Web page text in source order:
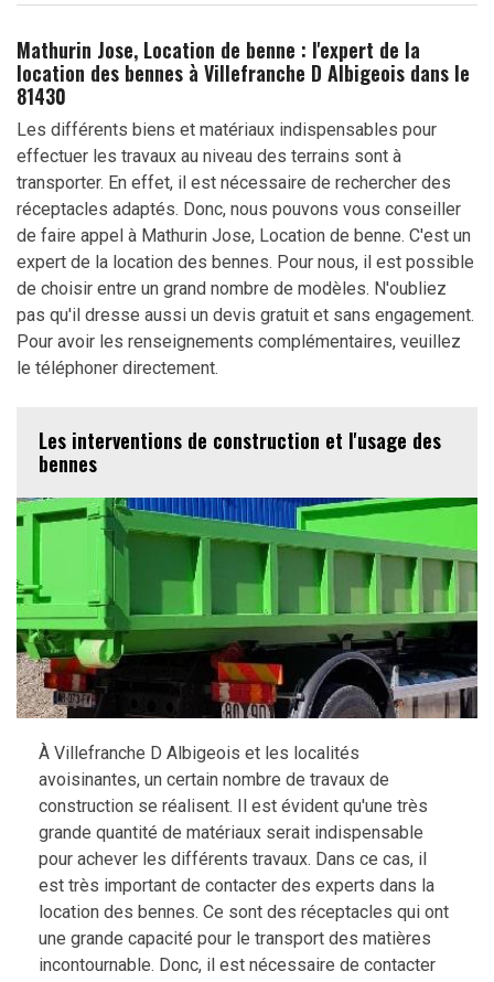
Mathurin Jose, Location de benne : l'expert de la
location des bennes à Villefranche D Albigeois dans le
81430
Les différents biens et matériaux indispensables pour
effectuer les travaux au niveau des terrains sont à
transporter. En effet, il est nécessaire de rechercher des
réceptacles adaptés. Donc, nous pouvons vous conseiller
de faire appel à Mathurin Jose, Location de benne. C'est un
expert de la location des bennes. Pour nous, il est possible
de choisir entre un grand nombre de modèles. N'oubliez
pas qu'il dresse aussi un devis gratuit et sans engagement.
Pour avoir les renseignements complémentaires, veuillez
le téléphoner directement.
Les interventions de construction et l'usage des
bennes
À Villefranche D Albigeois et les localités
avoisinantes, un certain nombre de travaux de
construction se réalisent. Il est évident qu'une très
grande quantité de matériaux serait indispensable
pour achever les différents travaux. Dans ce cas, il
est très important de contacter des experts dans la
location des bennes. Ce sont des réceptacles qui ont
une grande capacité pour le transport des matières
incontournable. Donc, il est nécessaire de contacter